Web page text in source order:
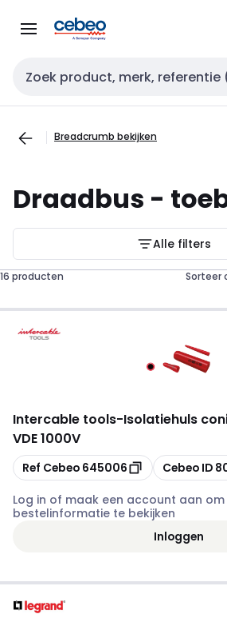
naar
naar
Zoekveld invoer
Breadcrumb bekijken
Draadbus -
Alle filters
16 producten Sorteer
Intercable tools-Isolatiehuls
VDE 1000V
Kopiëren
Ref Cebeo 645006 Kopiëren
Cebeo ID
Log in of maak een account aan
bestelinformatie te bekijken
Inloggen